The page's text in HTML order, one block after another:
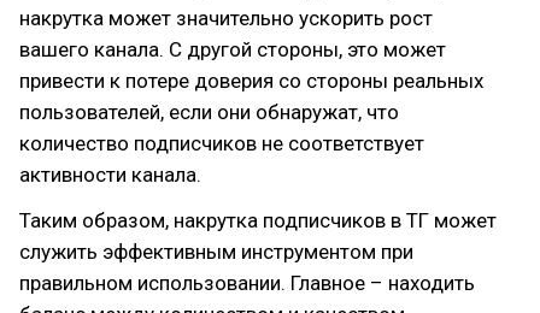
накрутка может значительно ускорить рост
вашего канала. С другой стороны, это может
привести к потере доверия со стороны реальных
пользователей, если они обнаружат, что
количество подписчиков не соответствует
активности канала.
Таким образом, накрутка подписчиков в ТГ может
служить эффективным инструментом при
правильном использовании. Главное – находить